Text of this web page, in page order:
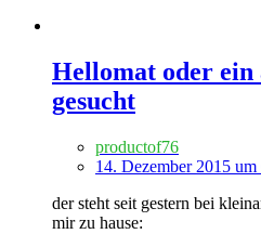
Hellomat oder ein
gesucht
productof76
14. Dezember 2015 um
der steht seit gestern bei
mir zu hause: